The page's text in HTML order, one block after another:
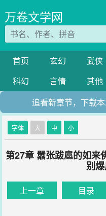
万卷文学网
首页 玄幻 武侠
科幻
言情 其他
追看新章节，下载
字体 大 中 小
第27章 嚣张跋扈的如来
别爆
上一章 目录